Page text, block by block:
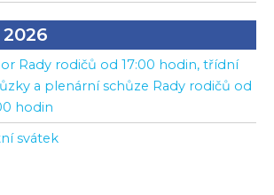
2026
Rady rodičů od 17:00 hodin, třídní
a plenární schůze Rady rodičů od
hodin
svátek